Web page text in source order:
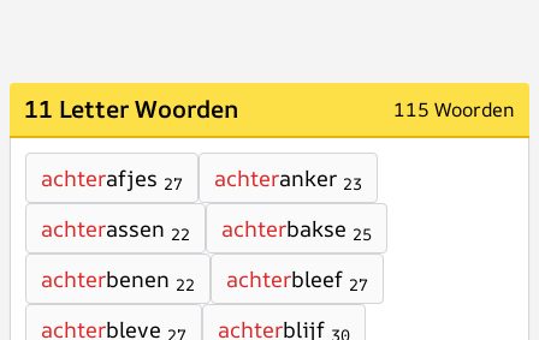
11 Letter Woorden 115 Woorden
achterafjes 27 achteranker 23
achterassen 22 achterbakse 25
achterbenen 22 achterbleef 27
achterbleve 27 achterblijf 30